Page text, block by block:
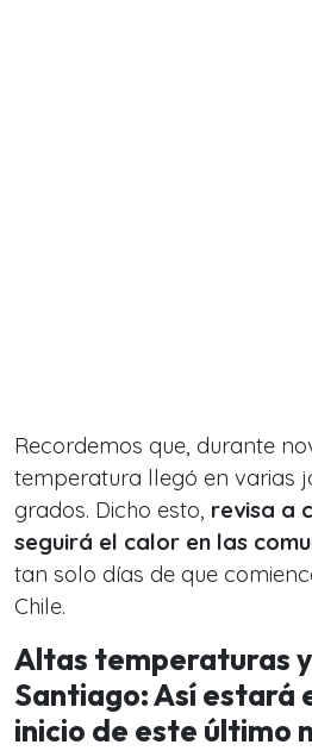
Recordemos que, durante
temperatura llegó en varias
grados. Dicho esto, revisa a
seguirá el calor en las
tan solo días de que
Chile.
Altas temperaturas
Santiago: Así estará
inicio de este último